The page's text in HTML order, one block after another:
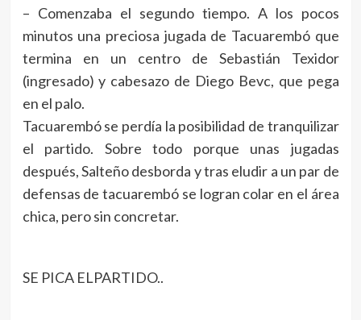
– Comenzaba el segundo tiempo. A los pocos
minutos una preciosa jugada de Tacuarembó que
termina en un centro de Sebastián Texidor
(ingresado) y cabesazo de Diego Bevc, que pega
en el palo.
Tacuarembó se perdía la posibilidad de tranquilizar
el partido. Sobre todo porque unas jugadas
después, Salteño desborda y tras eludir a un par de
defensas de tacuarembó se logran colar en el área
chica, pero sin concretar.
SE PICA ELPARTIDO..